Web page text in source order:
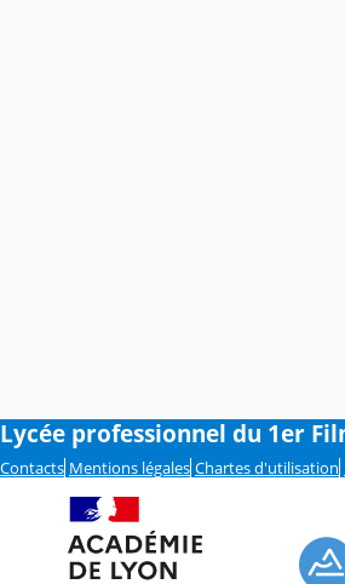
Lycée professionnel du 1er
Contacts Mentions légales Chartes d'utilisation